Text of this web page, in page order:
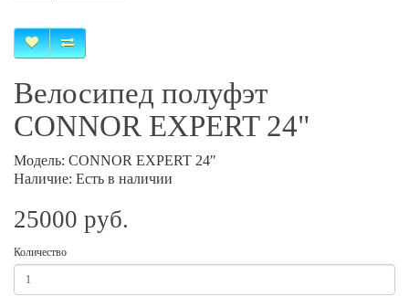
Велосипед полуфэт
CONNOR EXPERT 24"
Модель: CONNOR EXPERT 24"
Наличие: Есть в наличии
25000 руб.
Количество